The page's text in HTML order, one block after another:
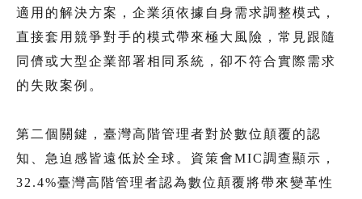
適用的解決方案，企業須依據自身需求調整模式，
直接套用競爭對手的模式帶來極大風險，常見跟隨
同儕或大型企業部署相同系統，卻不符合實際需求
的失敗案例。
第二個關鍵，臺灣高階管理者對於數位顛覆的認
知、急迫感皆遠低於全球。資策會MIC調查顯示，
32.4%臺灣高階管理者認為數位顛覆將帶來變革性